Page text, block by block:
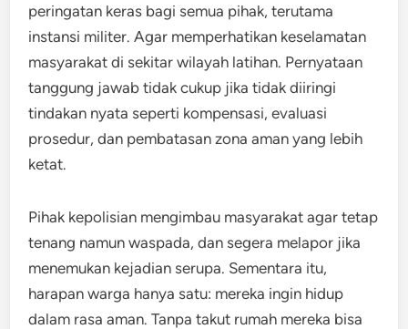
peringatan keras bagi semua pihak, terutama
instansi militer. Agar memperhatikan keselamatan
masyarakat di sekitar wilayah latihan. Pernyataan
tanggung jawab tidak cukup jika tidak diiringi
tindakan nyata seperti kompensasi, evaluasi
prosedur, dan pembatasan zona aman yang lebih
ketat.
Pihak kepolisian mengimbau masyarakat agar tetap
tenang namun waspada, dan segera melapor jika
menemukan kejadian serupa. Sementara itu,
harapan warga hanya satu: mereka ingin hidup
dalam rasa aman. Tanpa takut rumah mereka bisa